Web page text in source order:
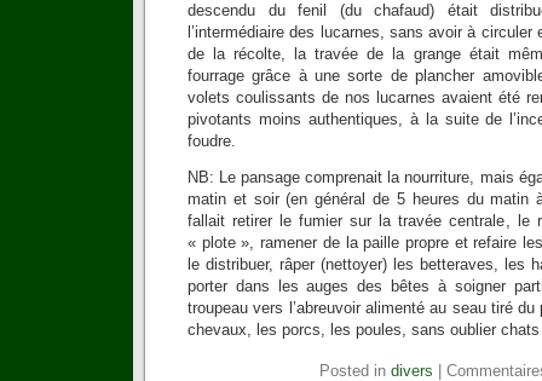
descendu du fenil (du chafaud) était
l’intermédiaire des lucarnes, sans avoir à
de la récolte, la travée de la grange était
fourrage grâce à une sorte de plancher
volets coulissants de nos lucarnes avaient été
pivotants moins authentiques, à la suite de
foudre.
NB: Le pansage comprenait la nourriture, mais
matin et soir (en général de 5 heures du matin
fallait retirer le fumier sur la travée centrale, le
« plote », ramener de la paille propre et refaire
le distribuer, râper (nettoyer) les betteraves, les
porter dans les auges des bêtes à soigner
troupeau vers l’abreuvoir alimenté au seau tiré
chevaux, les porcs, les poules, sans oublier
Posted in divers